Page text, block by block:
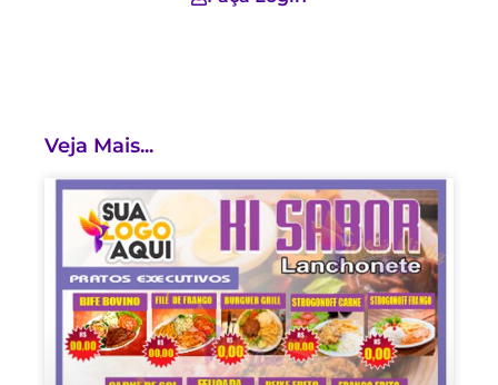
Veja Mais...